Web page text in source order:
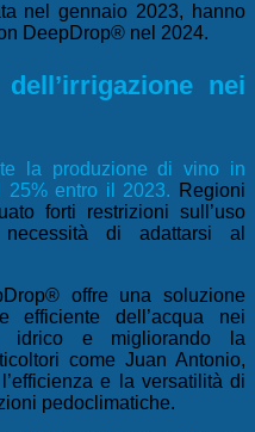
nel gennaio 2023, hanno
DeepDrop® nel 2024.
nei
la produzione di vino in
25% entro il 2023. Regioni
forti restrizioni sull’uso
necessità di adattarsi al
offre una soluzione
efficiente dell’acqua nei
idrico e migliorando la
come Juan Antonio,
e la versatilità di
pedoclimatiche.